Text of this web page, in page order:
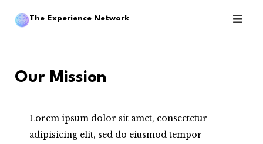
The Experience Network
Our Mission
Lorem ipsum dolor sit amet, consectetur
adipisicing elit, sed do eiusmod tempor